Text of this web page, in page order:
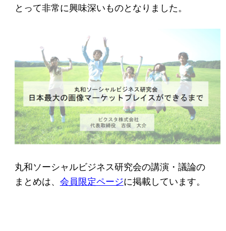
給付型奨学金とは
ソーシャルビジネス支援
事業方針
募集要項
丸和育志会の考える
ソーシャルビジネス
とって非常に興味深いものとなりました。
丸和ソーシャルビジネス研究会の講演・議論の
まとめは、 会員限定ページに掲載しています。